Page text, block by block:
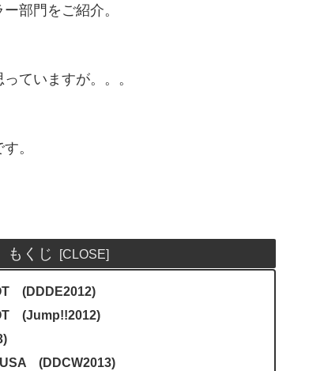
部門をご紹介。
ていますが。。。
。
もくじ
(DDDE2012)
(Jump!!2012)
(DDCW2013)